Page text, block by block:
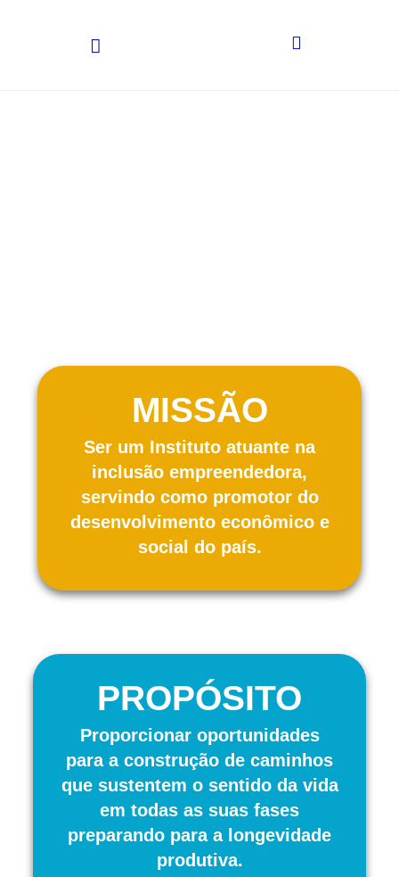
MISSÃO
Ser um Instituto atuante na
inclusão empreendedora,
servindo como promotor do
desenvolvimento econômico e
social do país.
PROPÓSITO
Proporcionar oportunidades
para a construção de caminhos
que sustentem o sentido da vida
em todas as suas fases
preparando para a longevidade
produtiva.